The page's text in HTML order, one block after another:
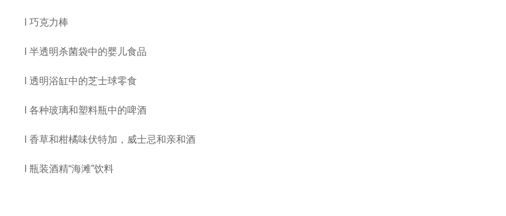
l巧克力棒
l半透明杀菌袋中的婴儿食品
l透明浴缸中的芝士球零食
l各种玻璃和塑料瓶中的啤酒
l香草和柑橘味伏特加，威士忌和亲和酒
l瓶装酒精“海滩”饮料